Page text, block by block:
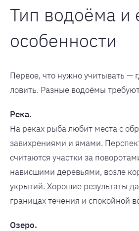
Тип водоёма и
особенности
Первое, что нужно учитывать —
ловить. Разные водоёмы
Река.
На реках рыба любит места с
завихрениями и ямами.
считаются участки за
нависшими деревьями, возле
укрытий. Хорошие результаты
границах течения и спокойной
Озеро.